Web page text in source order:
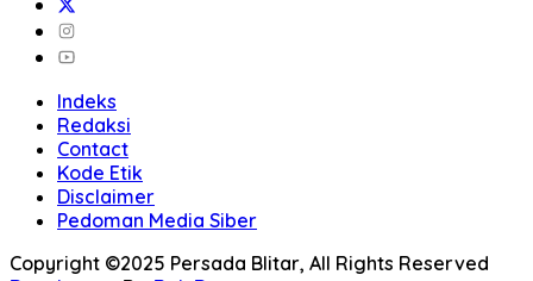
Indeks
Redaksi
Contact
Kode Etik
Disclaimer
Pedoman Media Siber
Copyright ©2025 Persada Blitar, All Rights Reserved